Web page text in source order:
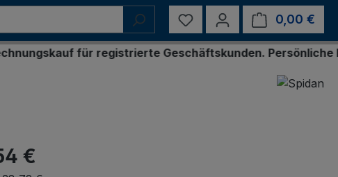
Du hast 0 Produkte auf
0,00 €
für registrierte Geschäftskunden. Persönliche
€